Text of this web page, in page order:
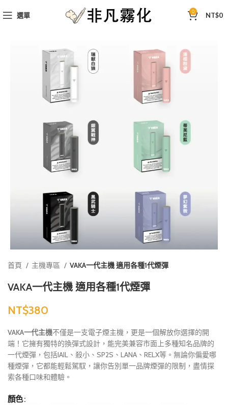
選單 0 NT$0
首頁 主機專區 VAKA一代主機 適用各種1代煙彈
VAKA一代主機 適用各種1代煙彈
NT$
VAKA一代主機不僅是一支電子煙主機，更是一個解放你選擇的開
端！它擁有獨特的換彈式設計，能完美兼容市面上多種知名品牌的
一代煙彈，包括IAIL、殺小、SP2S、LANA、RELX等。無論你偏愛哪
種煙彈，它都能輕鬆駕馭，讓你告別單一品牌煙彈的限制，盡情探
索各種口味和體驗。
顏色